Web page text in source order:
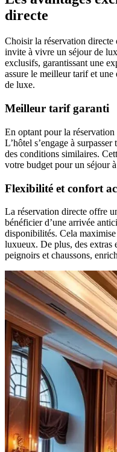
directe
Choisir la réservation
invite à vivre un séjour de
exclusifs, garantissant une
assure le meilleur tarif et
de luxe.
Meilleur tarif garanti
En optant pour la
L’hôtel s’engage à
des conditions similaires.
votre budget pour un séjour
Flexibilité et confort
La réservation directe offre
bénéficier d’une arrivée
disponibilités. Cela
luxueux. De plus, des extras
peignoirs et chaussons,